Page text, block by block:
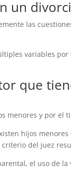
un
las
variables por
que
menores y por el
hijos
del juez
el uso de